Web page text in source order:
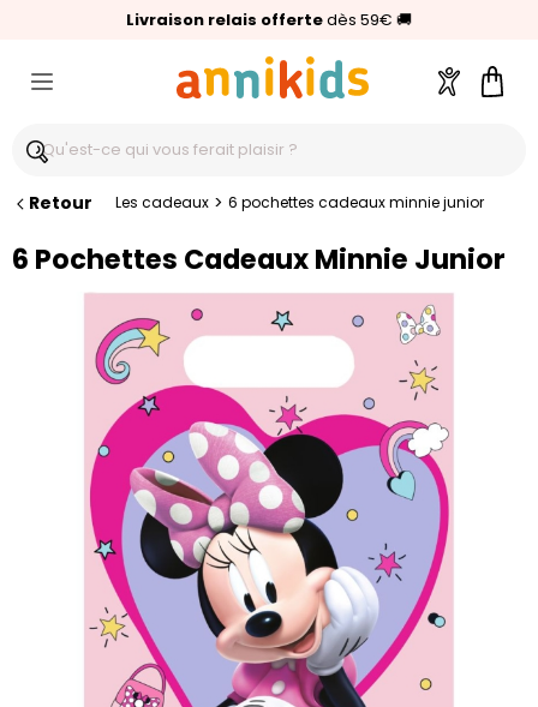
Livraison relais offertedès 59€ 🚚
🥇Palmarès Capital 2025 :Annikids N°1
⭐⭐⭐⭐⭐4,6/5(24 000 avis clients)
Compte
Retour Les cadeaux > 6 pochettes cadeaux minnie junior
6 Pochettes Cadeaux Minnie Junior